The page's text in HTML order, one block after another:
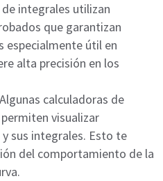
integrales utilizan
que garantizan
especialmente útil en
alta precisión en los
calculadoras de
visualizar
sus integrales. Esto te
del comportamiento de la